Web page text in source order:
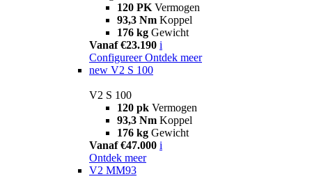
120 PK Vermogen
93,3 Nm Koppel
176 kg Gewicht
Vanaf €23.190 i
Configureer Ontdek meer
new V2 S 100
V2 S 100
120 pk Vermogen
93,3 Nm Koppel
176 kg Gewicht
Vanaf €47.000 i
Ontdek meer
V2 MM93